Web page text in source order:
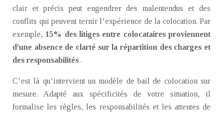
clair et précis peut engendrer des malentendus et des
conflits qui peuvent ternir l’expérience de la colocation. Par
exemple, 15% des litiges entre colocataires proviennent
d’une absence de clarté sur la répartition des charges et
des responsabilités .
C’est là qu’intervient un modèle de bail de colocation sur
mesure. Adapté aux spécificités de votre situation, il
formalise les règles, les responsabilités et les attentes de